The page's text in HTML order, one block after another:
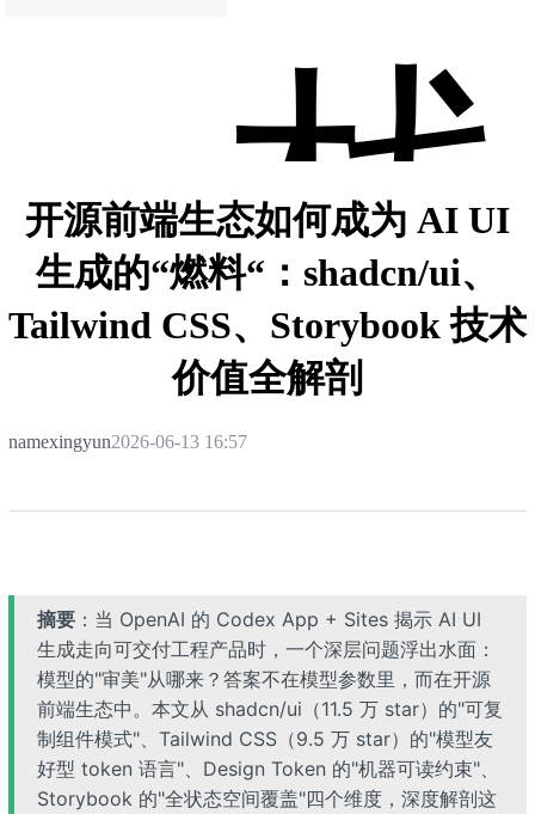
栈
开源前端生态如何成为 AI UI
生成的“燃料“：shadcn/ui、
Tailwind CSS、Storybook 技术
价值全解剖
namexingyun2026-06-13 16:57
摘要：当 OpenAI 的 Codex App + Sites 揭示 AI UI
生成走向可交付工程产品时，一个深层问题浮出水面：
模型的"审美"从哪来？答案不在模型参数里，而在开源
前端生态中。本文从 shadcn/ui（11.5 万 star）的"可复
制组件模式"、Tailwind CSS（9.5 万 star）的"模型友
好型 token 语言"、Design Token 的"机器可读约束"、
Storybook 的"全状态空间覆盖"四个维度，深度解剖这